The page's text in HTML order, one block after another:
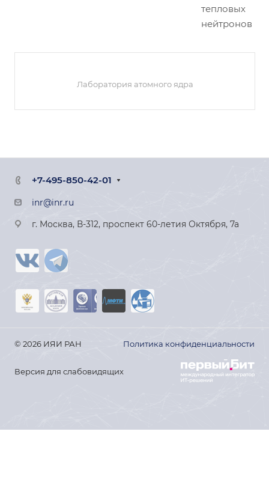
тепловых
нейтронов
Лаборатория атомного ядра
+7-495-850-42-01
inr@inr.ru
г. Москва, В-312, проспект 60-летия Октября, 7а
© 2026 ИЯИ РАН Политика конфиденциальности
Версия для слабовидящих